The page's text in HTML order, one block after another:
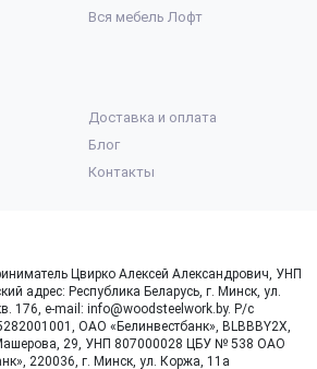
Вся мебель Лофт
Доставка и оплата
Блог
Контакты
Цвирко Алексей Александрович, УНП
адрес: Республика Беларусь, г. Минск, ул.
176, e-mail: info@woodsteelwork.by. Р/с
ОАО «Белинвестбанк», BLBBBY2X,
29, УНП 807000028 ЦБУ № 538 ОАО
220036, г. Минск, ул. Коржа, 11а